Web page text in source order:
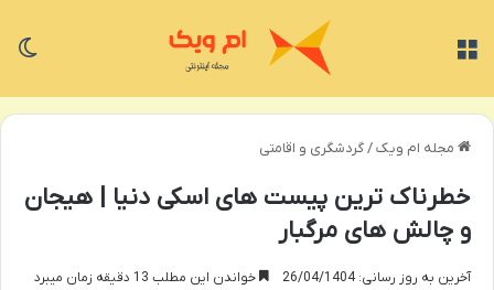
مجله ام ویک/گردشگری و اقامتی
خطرناک ترین پیست های اسکی دنیا | هیجان
و چالش های مرگبار
آخرین به روز رسانی: 26/04/1404 خواندن این مطلب 13 دقیقه زمان میبرد